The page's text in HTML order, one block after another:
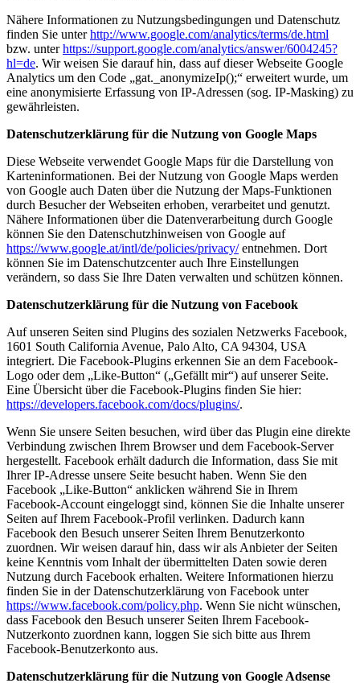
Nähere Informationen zu Nutzungsbedingungen und Datenschutz
finden Sie unterhttp://www.google.com/analytics/terms/de.html
bzw. unterhttps://support.google.com/analytics/answer/6004245?
hl=de. Wir weisen Sie darauf hin, dass auf dieser Webseite Google
Analytics um den Code „gat._anonymizeIp();“ erweitert wurde, um
eine anonymisierte Erfassung von IP-Adressen (sog. IP-Masking) zu
gewährleisten.
Datenschutzerklärung für die Nutzung von Google Maps
Diese Webseite verwendet Google Maps für die Darstellung von
Karteninformationen. Bei der Nutzung von Google Maps werden
von Google auch Daten über die Nutzung der Maps-Funktionen
durch Besucher der Webseiten erhoben, verarbeitet und genutzt.
Nähere Informationen über die Datenverarbeitung durch Google
können Sie den Datenschutzhinweisen von Google auf
https://www.google.at/intl/de/policies/privacy/entnehmen. Dort
können Sie im Datenschutzcenter auch Ihre Einstellungen
verändern, so dass Sie Ihre Daten verwalten und schützen können.
Datenschutzerklärung für die Nutzung von Facebook
Auf unseren Seiten sind Plugins des sozialen Netzwerks Facebook,
1601 South California Avenue, Palo Alto, CA 94304, USA
integriert. Die Facebook-Plugins erkennen Sie an dem Facebook-
Logo oder dem „Like-Button“ („Gefällt mir“) auf unserer Seite.
Eine Übersicht über die Facebook-Plugins finden Sie hier:
https://developers.facebook.com/docs/plugins/.
Wenn Sie unsere Seiten besuchen, wird über das Plugin eine direkte
Verbindung zwischen Ihrem Browser und dem Facebook-Server
hergestellt. Facebook erhält dadurch die Information, dass Sie mit
Ihrer IP-Adresse unsere Seite besucht haben. Wenn Sie den
Facebook „Like-Button“ anklicken während Sie in Ihrem
Facebook-Account eingeloggt sind, können Sie die Inhalte unserer
Seiten auf Ihrem Facebook-Profil verlinken. Dadurch kann
Facebook den Besuch unserer Seiten Ihrem Benutzerkonto
zuordnen. Wir weisen darauf hin, dass wir als Anbieter der Seiten
keine Kenntnis vom Inhalt der übermittelten Daten sowie deren
Nutzung durch Facebook erhalten. Weitere Informationen hierzu
finden Sie in der Datenschutzerklärung von Facebook unter
https://www.facebook.com/policy.php. Wenn Sie nicht wünschen,
dass Facebook den Besuch unserer Seiten Ihrem Facebook-
Nutzerkonto zuordnen kann, loggen Sie sich bitte aus Ihrem
Facebook-Benutzerkonto aus.
Datenschutzerklärung für die Nutzung von Google Adsense